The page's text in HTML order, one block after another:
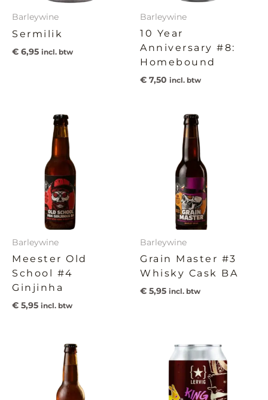
Barleywine
Sermilik
€ 6,95 incl. btw
Barleywine
10 Year
Anniversary #8:
Homebound
€ 7,50 incl. btw
Barleywine
Meester Old
School #4
Ginjinha
€ 5,95 incl. btw
Barleywine
Grain Master #3
Whisky Cask BA
€ 5,95 incl. btw